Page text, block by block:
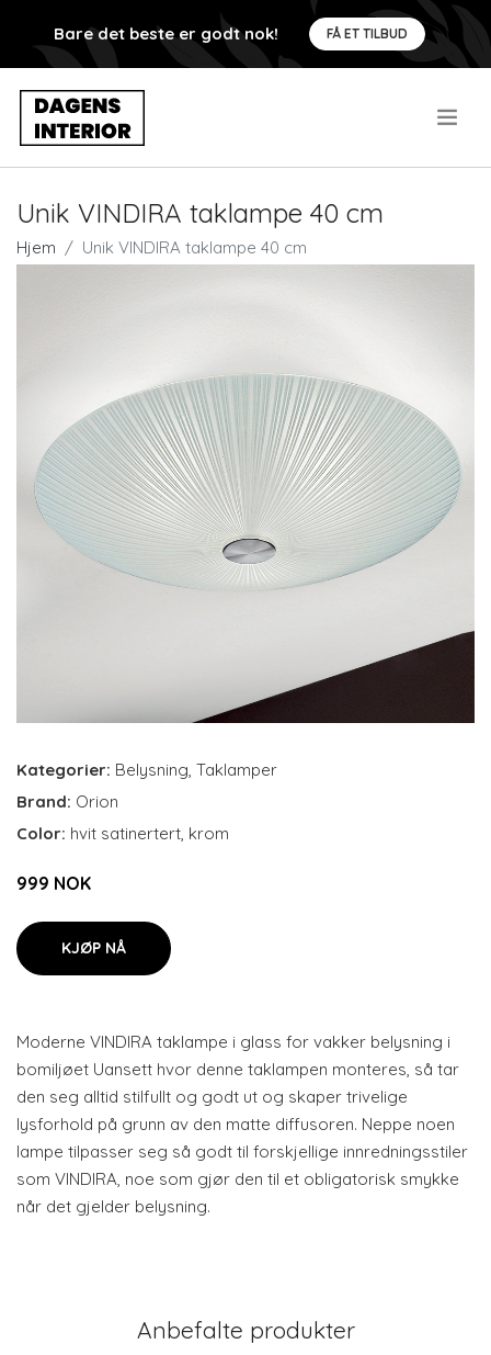
Bare det beste er godt nok! FÅ ET TILBUD
Unik VINDIRA taklampe 40 cm
Hjem Unik VINDIRA taklampe 40 cm
Kategorier: Belysning, Taklamper
Brand: Orion
Color: hvit satinertert, krom
999 NOK
KJØP NÅ
Moderne VINDIRA taklampe i glass for vakker belysning i
bomiljøet Uansett hvor denne taklampen monteres, så tar
den seg alltid stilfullt og godt ut og skaper trivelige
lysforhold på grunn av den matte diffusoren. Neppe noen
lampe tilpasser seg så godt til forskjellige innredningsstiler
som VINDIRA, noe som gjør den til et obligatorisk smykke
når det gjelder belysning.
Anbefalte produkter